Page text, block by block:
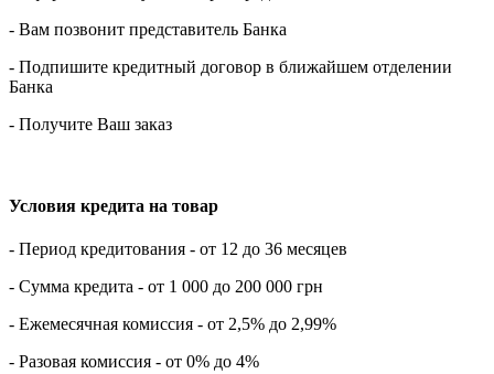
- Вам позвонит представитель Банка
- Подпишите кредитный договор в ближайшем отделении
Банка
- Получите Ваш заказ
Условия кредита на товар
- Период кредитования - от 12 до 36 месяцев
- Сумма кредита - от 1 000 до 200 000 грн
- Ежемесячная комиссия - от 2,5% до 2,99%
- Разовая комиссия - от 0% до 4%